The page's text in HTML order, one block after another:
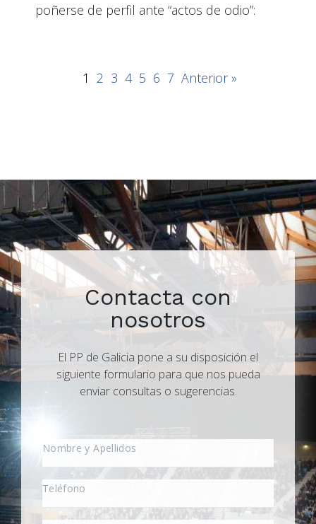
poñerse de perfil ante “actos de odio”:
1 2 3 4 5 6 7 Anterior »
Contacta con
nosotros
El PP de Galicia pone a su disposición el
siguiente formulario para que nos pueda
enviar consultas o sugerencias.